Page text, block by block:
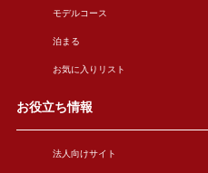
モデルコース
泊まる
お気に入りリスト
お役立ち情報
法人向けサイト